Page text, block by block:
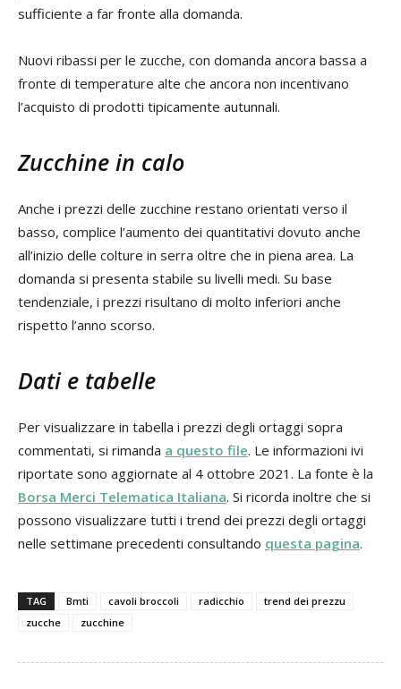
sufficiente a far fronte alla domanda.
Nuovi ribassi per le zucche, con domanda ancora bassa a
fronte di temperature alte che ancora non incentivano
l’acquisto di prodotti tipicamente autunnali.
Zucchine in calo
Anche i prezzi delle zucchine restano orientati verso il
basso, complice l’aumento dei quantitativi dovuto anche
all’inizio delle colture in serra oltre che in piena area. La
domanda si presenta stabile su livelli medi. Su base
tendenziale, i prezzi risultano di molto inferiori anche
rispetto l’anno scorso.
Dati e tabelle
Per visualizzare in tabella i prezzi degli ortaggi sopra
commentati, si rimanda a questo file. Le informazioni ivi
riportate sono aggiornate al 4 ottobre 2021. La fonte è la
Borsa Merci Telematica Italiana. Si ricorda inoltre che si
possono visualizzare tutti i trend dei prezzi degli ortaggi
nelle settimane precedenti consultando questa pagina.
TAG Bmti cavoli broccoli radicchio
trend dei prezzu
zucche
zucchine